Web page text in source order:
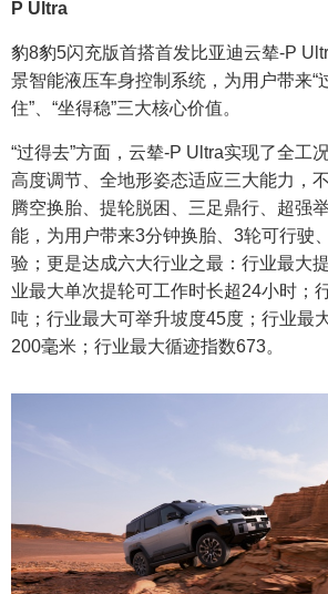
P Ultra
豹8豹5闪充版首搭首发比亚迪云辇-P
景智能液压车身控制系统，为用户带来“
住”、“坐得稳”三大核心价值。
“过得去”方面，云辇-P Ultra实现了全工
高度调节、全地形姿态适应三大能力，
腾空换胎、提轮脱困、三足鼎行、超强
能，为用户带来3分钟换胎、3轮可行驶
验；更是达成六大行业之最：行业最大
业最大单次提轮可工作时长超24小时；
吨；行业最大可举升坡度45度；行业最
200毫米；行业最大循迹指数673。